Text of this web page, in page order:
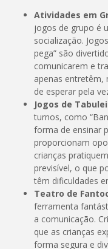
Atividades em
jogos de grupo é
socialização.
pega” são
comunicarem e
apenas entretêm,
de esperar pela
Jogos de
turnos, como
forma de ensinar
proporcionam
crianças
previsível, o que
têm dificuldades
Teatro de
ferramenta
a comunicação.
que as crianças
forma segura e